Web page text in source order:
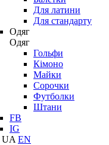
Для латини
Для стандарту
Одяг
Одяг
Гольфи
Кімоно
Майки
Сорочки
Футболки
Штани
FB
IG
UA EN